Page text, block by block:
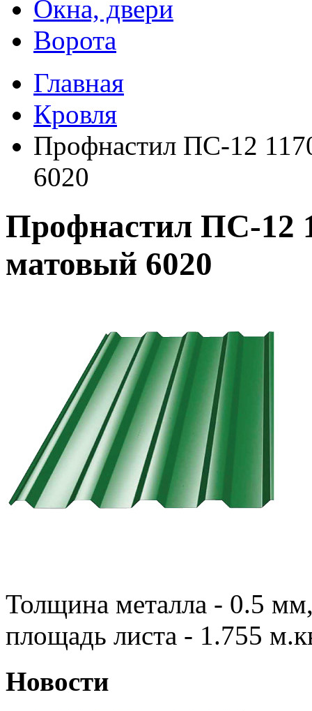
Окна, двери
Ворота
Главная
Кровля
Профнастил ПС-12
6020
Профнастил ПС-12
матовый 6020
Толщина металла - 0.5
площадь листа - 1.755
Новости